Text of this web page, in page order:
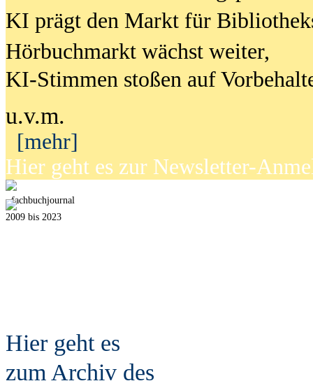
KI prägt den Markt für
Hörbuchmarkt wächst weiter,
KI-Stimmen stoßen auf
u.v.m.
[mehr]
Hier geht es zur Newsletter-
fachbuchjournal
2009 bis 2023
Hier geht es
zum Archiv des